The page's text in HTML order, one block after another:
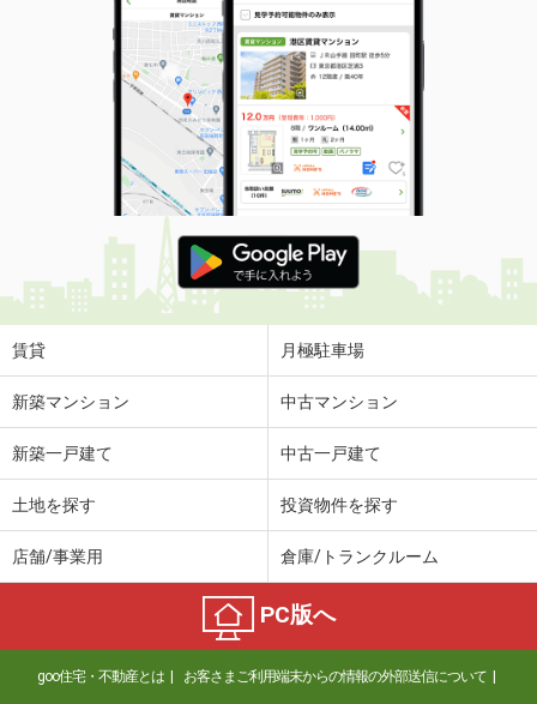
賃貸 月極駐車場
新築マンション 中古マンション
新築一戸建て 中古一戸建て
土地を探す 投資物件を探す
店舗/事業用 倉庫/トランクルーム
PC版へ
goo住宅・不動産とは お客さまご利用端末からの情報の外部送信について